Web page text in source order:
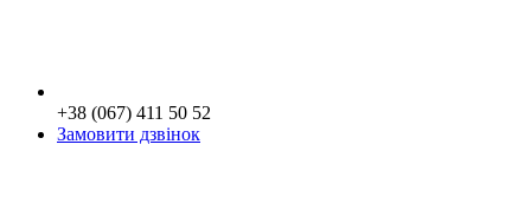
+38 (067) 411 50 52
Замовити дзвінок